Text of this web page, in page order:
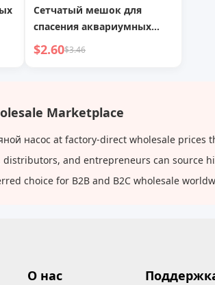
Сетчатый мешок для
спасения аквариумных
рыбок, сачок для золотых
для декоративных рыбок,
$2.60$3.46
Marketplace
насос at factory-direct wholesale
and entrepreneurs can
choice for B2B and B2C wholesale
О нас